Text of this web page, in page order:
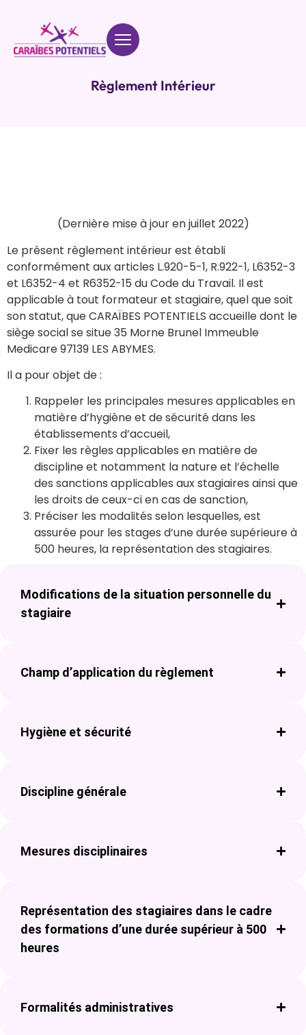
Règlement Intérieur
(Dernière mise à jour en juillet 2022)
Le présent règlement intérieur est établi
conformément aux articles L.920-5-1, R.922-1, L6352-3
et L6352-4 et R6352-15 du Code du Travail. Il est
applicable à tout formateur et stagiaire, quel que soit
son statut, que CARAÏBES POTENTIELS accueille dont le
siège social se situe 35 Morne Brunel Immeuble
Medicare 97139 LES ABYMES.
Il a pour objet de :
Rappeler les principales mesures applicables en
matière d’hygiène et de sécurité dans les
établissements d’accueil,
Fixer les règles applicables en matière de
discipline et notamment la nature et l’échelle
des sanctions applicables aux stagiaires ainsi que
les droits de ceux-ci en cas de sanction,
Préciser les modalités selon lesquelles, est
assurée pour les stages d’une durée supérieure à
500 heures, la représentation des stagiaires.
Modifications de la situation personnelle du
stagiaire
Champ d’application du règlement
Hygiène et sécurité
Discipline générale
Mesures disciplinaires
Représentation des stagiaires dans le cadre
des formations d’une durée supérieur à 500
heures
Formalités administratives